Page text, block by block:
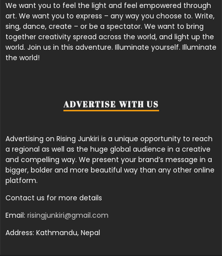
We want you to feel the light and feel empowered through
art. We want you to express – any way you choose to. Write,
sing, dance, create – or be a spectator. We want to bring
together creativity spread across the world, and light up the
world. Join us in this adventure. Illuminate yourself. Illuminate
the world!
ADVERTISE WITH US
Advertising on Rising Junkiri is a unique opportunity to reach
a regional as well as the huge global audience in a creative
and compelling way. We present your brand’s message in a
bigger, bolder and more beautiful way than any other online
platform.
Contact us for more details
Email: risingjunkiri@gmail.com
Address: Kathmandu, Nepal